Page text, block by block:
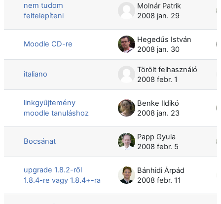
nem tudom
feltelepíteni
Molnár Patrik
2008 jan. 29
Moodle CD-re
Hegedűs István
2008 jan. 30
italiano
Törölt felhasználó
2008 febr. 1
linkgyűjtemény
moodle tanuláshoz
Benke Ildikó
2008 jan. 23
Bocsánat
Papp Gyula
2008 febr. 5
upgrade 1.8.2-ről
1.8.4-re vagy 1.8.4+-ra
Bánhidi Árpád
2008 febr. 11